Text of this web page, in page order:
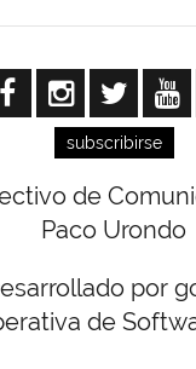
subscribirse
de
Paco Urondo
por
de